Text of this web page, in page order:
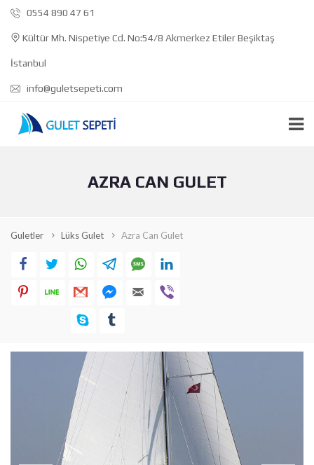
0554 890 47 61
Kültür Mh. Nispetiye Cd. No:54/8 Akmerkez Etiler Beşiktaş
İstanbul
info@guletsepeti.com
AZRA CAN GULET
Guletler Lüks Gulet Azra Can Gulet